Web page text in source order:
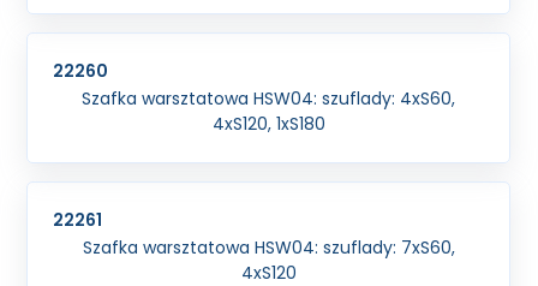
22260
Szafka warsztatowa HSW04: szuflady: 4xS60,
4xS120, 1xS180
22261
Szafka warsztatowa HSW04: szuflady: 7xS60,
4xS120